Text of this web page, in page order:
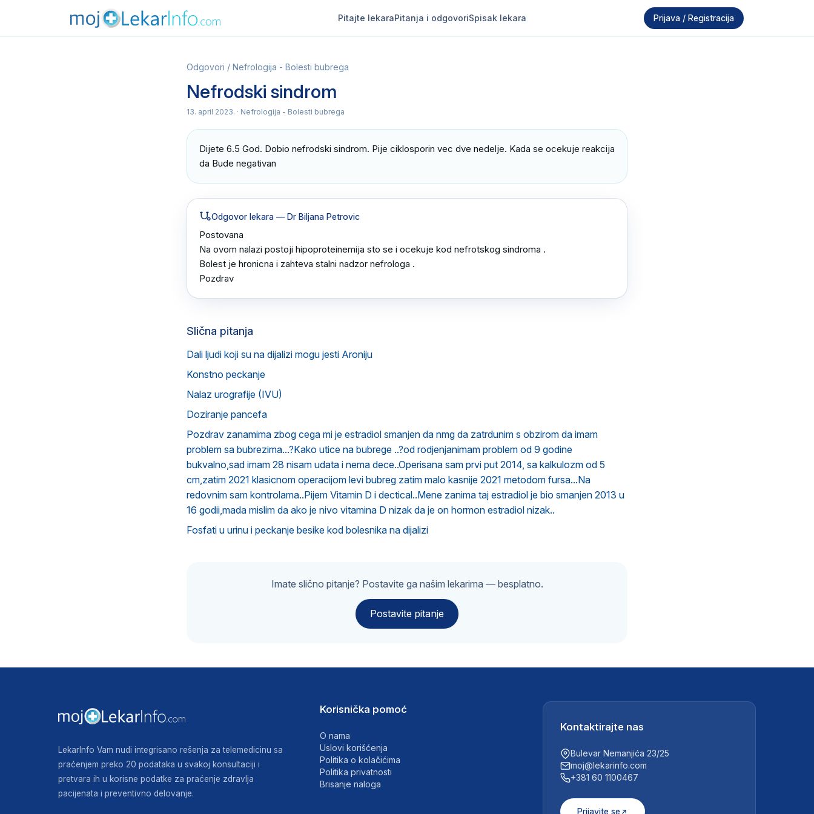
Pitajte lekaraPitanja i odgovoriSpisak lekara Prijava / Registracija
Odgovori / Nefrologija - Bolesti bubrega
Nefrodski sindrom
13. april 2023. · Nefrologija - Bolesti bubrega
Dijete 6.5 God. Dobio nefrodski sindrom. Pije ciklosporin vec dve nedelje. Kada se ocekuje reakcija
da Bude negativan
Odgovor lekara — Dr Biljana Petrovic
Postovana
Na ovom nalazi postoji hipoproteinemija sto se i ocekuje kod nefrotskog sindroma .
Bolest je hronicna i zahteva stalni nadzor nefrologa .
Pozdrav
Slična pitanja
Dali ljudi koji su na dijalizi mogu jesti Aroniju
Konstno peckanje
Nalaz urografije (IVU)
Doziranje pancefa
Pozdrav zanamima zbog cega mi je estradiol smanjen da nmg da zatrdunim s obzirom da imam
problem sa bubrezima...?Kako utice na bubrege ..?od rodjenjanimam problem od 9 godine
bukvalno,sad imam 28 nisam udata i nema dece..Operisana sam prvi put 2014, sa kalkulozm od 5
cm,zatim 2021 klasicnom operacijom levi bubreg zatim malo kasnije 2021 metodom fursa...Na
redovnim sam kontrolama..Pijem Vitamin D i dectical..Mene zanima taj estradiol je bio smanjen 2013 u
16 godii,mada mislim da ako je nivo vitamina D nizak da je on hormon estradiol nizak..
Fosfati u urinu i peckanje besike kod bolesnika na dijalizi
Imate slično pitanje? Postavite ga našim lekarima — besplatno.
Postavite pitanje
LekarInfo Vam nudi integrisano rešenja za telemedicinu sa
praćenjem preko 20 podataka u svakoj konsultaciji i
pretvara ih u korisne podatke za praćenje zdravlja
pacijenata i preventivno delovanje.
Korisnička pomoć
O nama
Uslovi korišćenja
Politika o kolačićima
Politika privatnosti
Brisanje naloga
Kontaktirajte nas
Bulevar Nemanjića 23/25
moj@lekarinfo.com
+381 60 1100467
Prijavite se